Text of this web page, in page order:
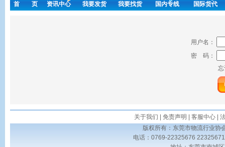
首 页 资讯中心 我要发货 我要找货 国内专线 国际货代
用户名：
密 码：
关于我们 免责声明 客服中心|
版权所有：东莞市物流行业
电话：0769-22325676